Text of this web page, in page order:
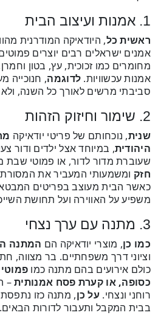
1. אמנות ועיצוב הבית
ראשית כל, היודאיקה המודרנית
אמנים ישראלים רבים יוצרים
מחומרים כמו זכוכית, עץ, בטון
אמנות עכשוויות. לדוגמה, חנוכייה
סביבתי מרשים לאורך כל השנה,
2. שימור וחיזוק הזהות
שנית, נוכחותם של פריטי יודאיקה
היהודית, במיוחד אצל ילדים ודור
שעוברת מדור לדור, או פמוטי שבת
חזקומשמעותי המעביר את המסורת
כאשר הבית מעוצב בפריטים
משפיע על האווירה ועל תחושת
3. מתנה עם ערך נצחי
כמו כן, מוצרי יודאיקה הם המתנה
וציוני דרך משפחתיים. בר מצווה,
כולם אירועים בהם מתנה כמו
כסופה, או קערת פסח אמנותית–
רוחני ונצחי. על כן, מתנה כזו
בבית המקבל ותעבור לדורות הבאים.